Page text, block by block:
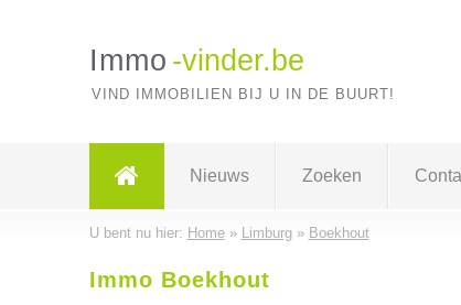
Immo -vinder.be
VIND IMMOBILIEN BIJ U IN DE BUURT!
Nieuws Zoeken
U bent nu hier: Home» Limburg» Boekhout
Immo Boekhout